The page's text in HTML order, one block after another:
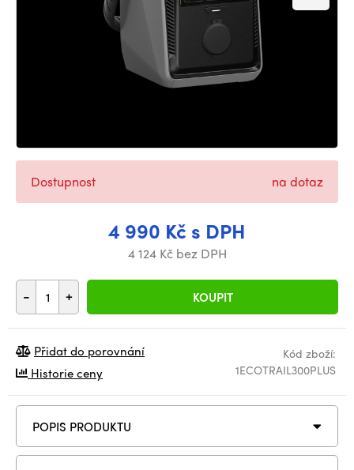
4 990 Kč s DPH
4 124 Kč bez DPH
- + KOUPIT
Dostupnost na dotaz
Kód zboží:
1ECOTRAIL300PLUS
Přidat do porovnání
Historie ceny
POPIS PRODUKTU